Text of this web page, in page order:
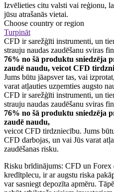
Izvēlieties citu valsti vai reģionu,
jūsu atrašanās vietai.
Choose country or region
Turpināt
CFD ir sarežģīti instrumenti, un
strauju naudas zaudēšanu sviras
76% no šā produktu sniedzēja
zaudē naudu, veicot CFD
Jums būtu jāapsver tas, vai
varat atļauties uzņemties augsto
CFD ir sarežģīti instrumenti, un
strauju naudas zaudēšanu sviras
76% no šā produktu sniedzēja
zaudē naudu,
veicot CFD tirdzniecību. Jums
CFD darbojas, un vai Jūs varat
zaudēšanas risku.
Risku brīdinājums: CFD un Forex
kredītplecu, ir ar augstu riska
var sasniegt depozīta apmēru.